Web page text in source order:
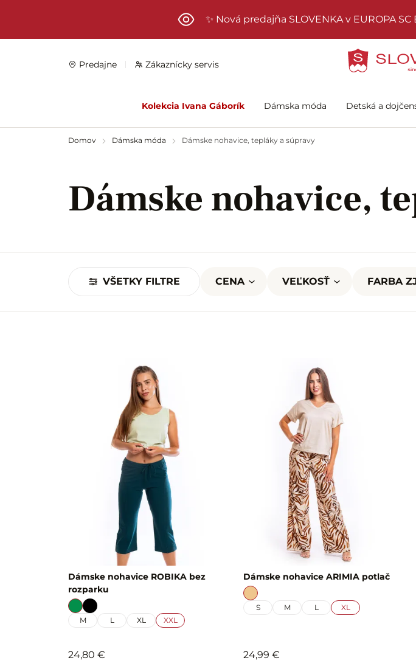
✨ Nová predajňa SLOVENKA v EUROPA
Predajne Zákaznícky servis
Kolekcia Ivana Gáborík Dámska móda Detská a
Domov Dámska móda Dámske nohavice, tepláky a súpravy
Dámske nohavice,
VŠETKY FILTRE CENA VEĽKOSŤ FARBA
Dámske nohavice ROBIKA bez
rozparku
M L XL XXL
24,80 €
Dámske nohavice ARIMIA potlač
S M L XL
24,99 €